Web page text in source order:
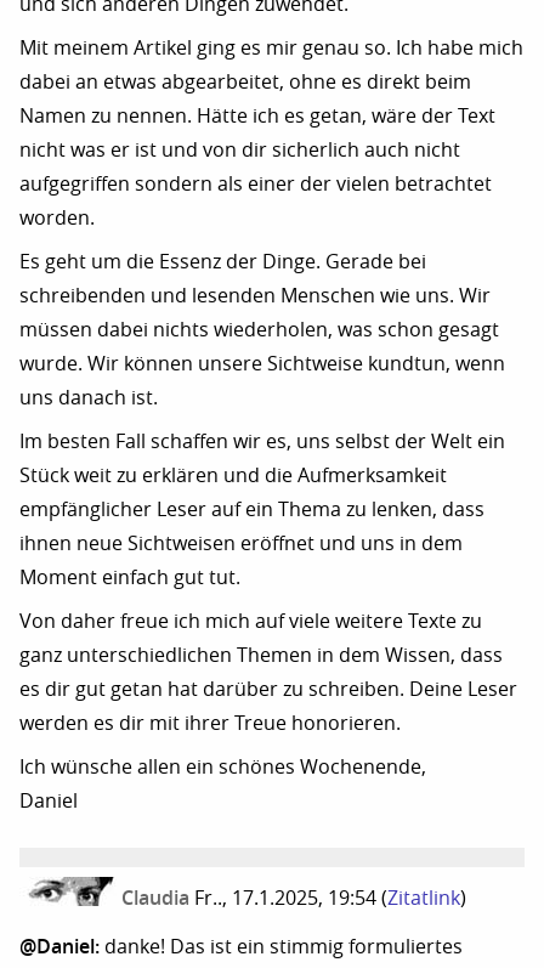
und sich anderen Dingen zuwendet.
Mit meinem Artikel ging es mir genau so. Ich habe mich
dabei an etwas abgearbeitet, ohne es direkt beim
Namen zu nennen. Hätte ich es getan, wäre der Text
nicht was er ist und von dir sicherlich auch nicht
aufgegriffen sondern als einer der vielen betrachtet
worden.
Es geht um die Essenz der Dinge. Gerade bei
schreibenden und lesenden Menschen wie uns. Wir
müssen dabei nichts wiederholen, was schon gesagt
wurde. Wir können unsere Sichtweise kundtun, wenn
uns danach ist.
Im besten Fall schaffen wir es, uns selbst der Welt ein
Stück weit zu erklären und die Aufmerksamkeit
empfänglicher Leser auf ein Thema zu lenken, dass
ihnen neue Sichtweisen eröffnet und uns in dem
Moment einfach gut tut.
Von daher freue ich mich auf viele weitere Texte zu
ganz unterschiedlichen Themen in dem Wissen, dass
es dir gut getan hat darüber zu schreiben. Deine Leser
werden es dir mit ihrer Treue honorieren.
Ich wünsche allen ein schönes Wochenende,
Daniel
Claudia Fr.., 17.1.2025, 19:54 (Zitatlink)
@Daniel: danke! Das ist ein stimmig formuliertes